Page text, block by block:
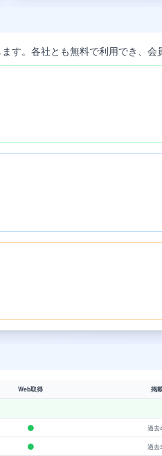
す。各社とも無料で利用でき、会
Web取得 掲
過去
過去